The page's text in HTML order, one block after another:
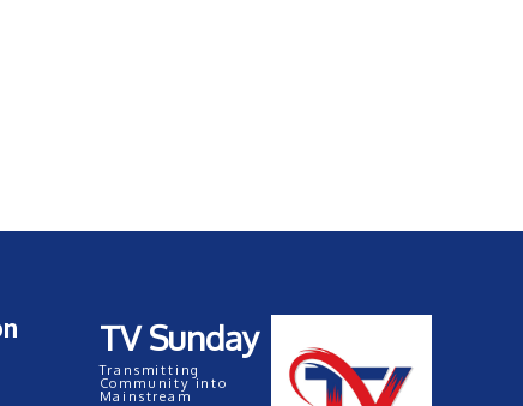
TV Sunday
Transmitting
Community into
Mainstream